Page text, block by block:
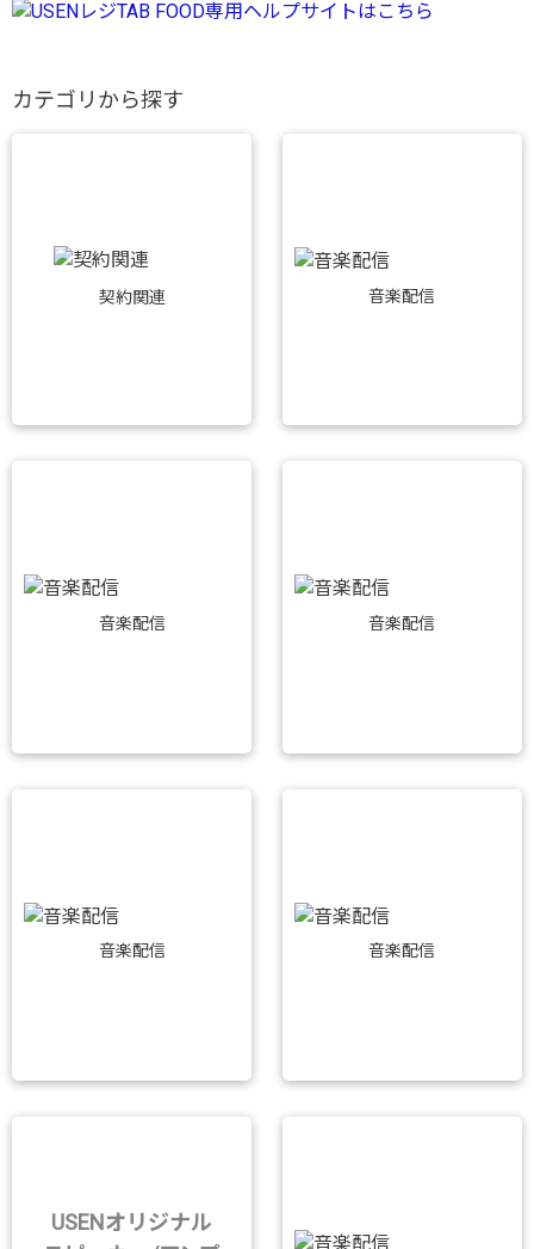
カテゴリから探す
契約関連 音楽配信
音楽配信 音楽配信
音楽配信 音楽配信
USENオリジナル